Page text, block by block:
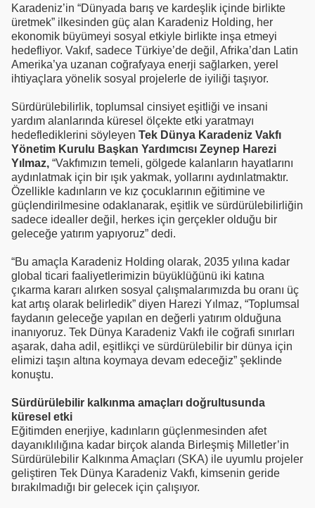
Karadeniz’in “Dünyada barış ve kardeşlik içinde birlikte
üretmek” ilkesinden güç alan Karadeniz Holding, her
ekonomik büyümeyi sosyal etkiyle birlikte inşa etmeyi
hedefliyor. Vakıf, sadece Türkiye’de değil, Afrika’dan Latin
Amerika’ya uzanan coğrafyaya enerji sağlarken, yerel
ihtiyaçlara yönelik sosyal projelerle de iyiliği taşıyor.
Sürdürülebilirlik, toplumsal cinsiyet eşitliği ve insani
yardım alanlarında küresel ölçekte etki yaratmayı
hedeflediklerini söyleyen Tek Dünya Karadeniz Vakfı
Yönetim Kurulu Başkan Yardımcısı Zeynep Harezi
Yılmaz, “Vakfımızın temeli, gölgede kalanların hayatlarını
aydınlatmak için bir ışık yakmak, yollarını aydınlatmaktır.
Özellikle kadınların ve kız çocuklarının eğitimine ve
güçlendirilmesine odaklanarak, eşitlik ve sürdürülebilirliğin
sadece idealler değil, herkes için gerçekler olduğu bir
geleceğe yatırım yapıyoruz” dedi.
“Bu amaçla Karadeniz Holding olarak, 2035 yılına kadar
global ticari faaliyetlerimizin büyüklüğünü iki katına
çıkarma kararı alırken sosyal çalışmalarımızda bu oranı üç
kat artış olarak belirledik” diyen Harezi Yılmaz, “Toplumsal
faydanın geleceğe yapılan en değerli yatırım olduğuna
inanıyoruz. Tek Dünya Karadeniz Vakfı ile coğrafi sınırları
aşarak, daha adil, eşitlikçi ve sürdürülebilir bir dünya için
elimizi taşın altına koymaya devam edeceğiz” şeklinde
konuştu.
Sürdürülebilir kalkınma amaçları doğrultusunda
küresel etki
Eğitimden enerjiye, kadınların güçlenmesinden afet
dayanıklılığına kadar birçok alanda Birleşmiş Milletler’in
Sürdürülebilir Kalkınma Amaçları (SKA) ile uyumlu projeler
geliştiren Tek Dünya Karadeniz Vakfı, kimsenin geride
bırakılmadığı bir gelecek için çalışıyor.